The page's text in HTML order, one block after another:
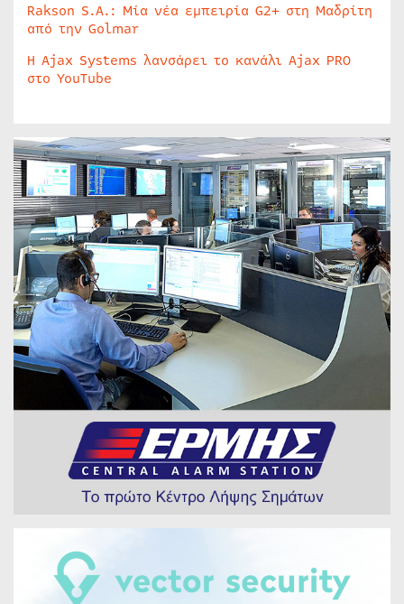
Rakson S.A.: Μία νέα εμπειρία G2+ στη Μαδρίτη
από την Golmar
Η Ajax Systems λανσάρει το κανάλι Ajax PRO
στο YouTube